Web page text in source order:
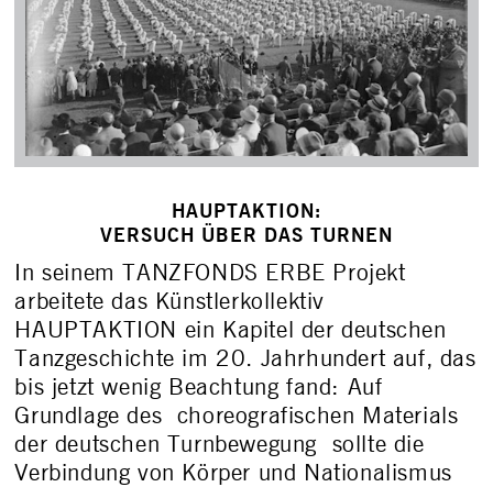
HAUPTAKTION:
VERSUCH ÜBER DAS TURNEN
In seinem TANZFONDS ERBE Projekt
arbeitete das Künstlerkollektiv
HAUPTAKTION ein Kapitel der deutschen
Tanzgeschichte im 20. Jahrhundert auf, das
bis jetzt wenig Beachtung fand: Auf
Grundlage des choreografischen Materials
der deutschen Turnbewegung sollte die
Verbindung von Körper und Nationalismus